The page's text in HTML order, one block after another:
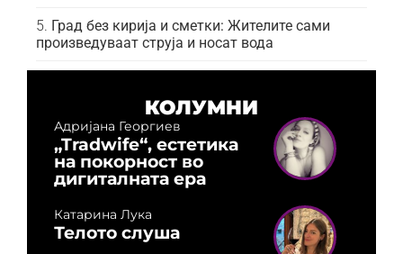
Град без кирија и сметки: Жителите сами
произведуваат струја и носат вода
КОЛУМНИ
Адријана Георгиев
„Tradwife“, естетика
на покорност во
дигиталната ера
Катарина Лука
Телото слуша